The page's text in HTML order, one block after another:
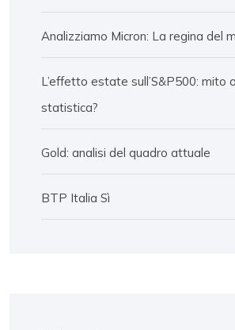
Analizziamo Micron: La regina del
L’effetto estate sull’S&P500: mito
statistica?
Gold: analisi del quadro attuale
BTP Italia Sì